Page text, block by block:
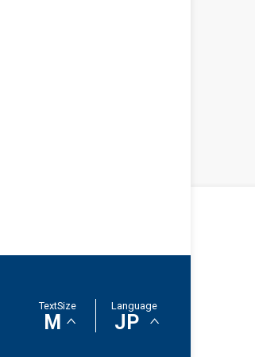
TextSize Language